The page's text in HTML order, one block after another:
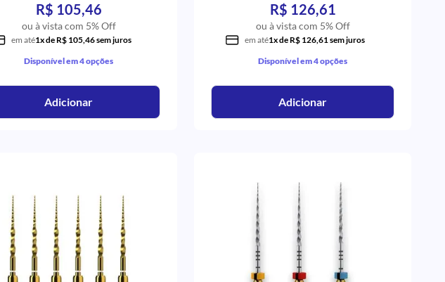
R$ 105,46
ou à vista com 5% Off
em até1x de R$ 105,46 sem juros
Disponível em 4 opções
Adicionar
R$ 126,61
ou à vista com 5% Off
em até1x de R$ 126,61 sem juros
Disponível em 4 opções
Adicionar